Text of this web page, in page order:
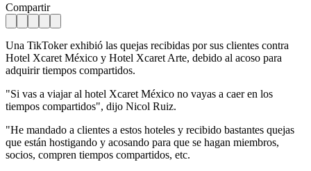
Compartir
Una TikToker exhibió las quejas recibidas por sus clientes contra
Hotel Xcaret México y Hotel Xcaret Arte, debido al acoso para
adquirir tiempos compartidos.
"Si vas a viajar al hotel Xcaret México no vayas a caer en los
tiempos compartidos", dijo Nicol Ruiz.
"He mandado a clientes a estos hoteles y recibido bastantes quejas
que están hostigando y acosando para que se hagan miembros,
socios, compren tiempos compartidos, etc.